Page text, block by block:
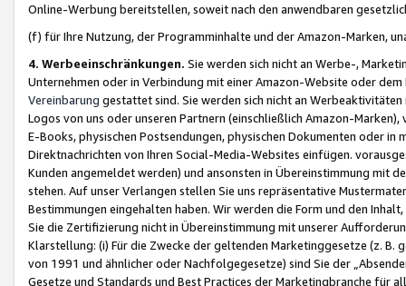
Online-Werbung bereitstellen, soweit nach den anwendbaren
(f) für Ihre Nutzung, der Programminhalte und der Amazon-Marken,
4. Werbeeinschränkungen. Sie werden sich nicht an Werbe-,
Unternehmen oder in Verbindung mit einer Amazon-Website oder
Vereinbarung gestattet sind. Sie werden sich nicht an
Logos von uns oder unseren Partnern (einschließlich Amazon-
E-Books, physischen Postsendungen, physischen Dokumenten oder in
Direktnachrichten von Ihren Social-Media-Websites einfügen.
Kunden angemeldet werden) und ansonsten in Übereinstimmung mit
stehen. Auf unser Verlangen stellen Sie uns repräsentative
Bestimmungen eingehalten haben. Wir werden die Form und den
Sie die Zertifizierung nicht in Übereinstimmung mit unserer
Klarstellung: (i) Für die Zwecke der geltenden Marketinggesetze (z. B.
von 1991 und ähnlicher oder Nachfolgegesetze) sind Sie der
Gesetze und Standards und Best Practices der Marketingbranche für